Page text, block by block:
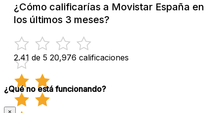
¿Cómo calificarías a Movistar España en
los últimos 3 meses?
2.41 de 5 20,976 calificaciones
¿Qué no está funcionando?